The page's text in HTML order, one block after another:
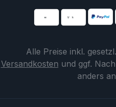
Alle Preise inkl.
Versandkosten und ggf.
anders